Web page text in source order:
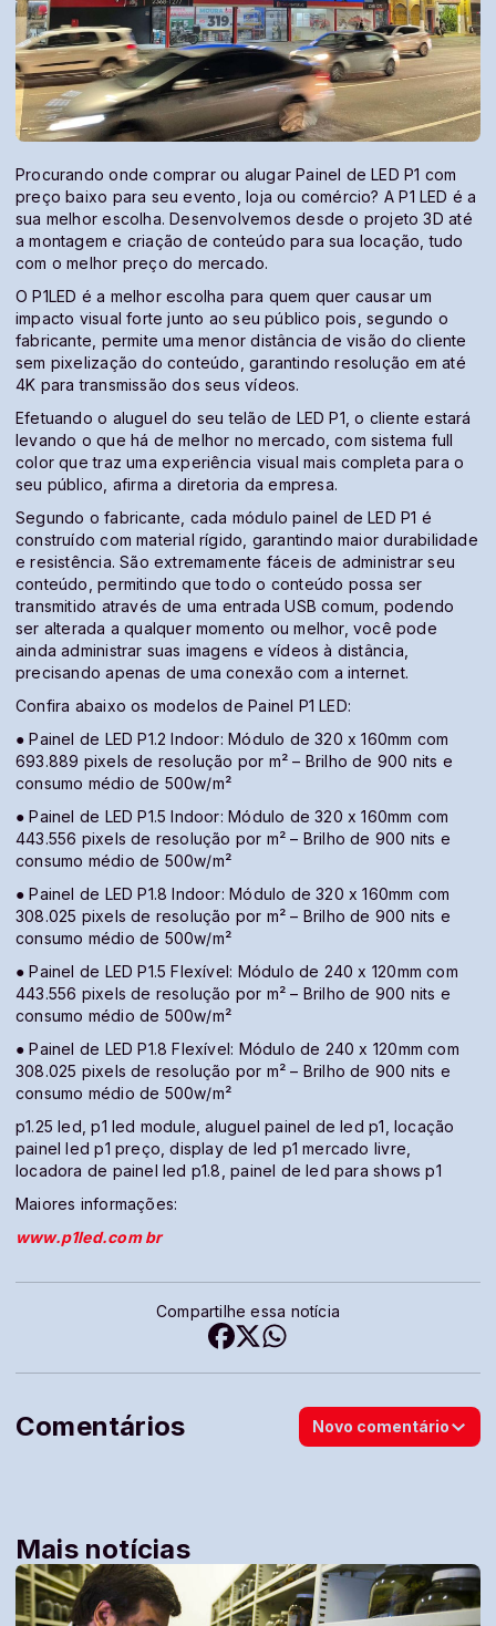
Procurando onde comprar ou alugar Painel de LED P1 com
preço baixo para seu evento, loja ou comércio? A P1 LED é a
sua melhor escolha. Desenvolvemos desde o projeto 3D até
a montagem e criação de conteúdo para sua locação, tudo
com o melhor preço do mercado.
O P1LED é a melhor escolha para quem quer causar um
impacto visual forte junto ao seu público pois, segundo o
fabricante, permite uma menor distância de visão do cliente
sem pixelização do conteúdo, garantindo resolução em até
4K para transmissão dos seus vídeos.
Efetuando o aluguel do seu telão de LED P1, o cliente estará
levando o que há de melhor no mercado, com sistema full
color que traz uma experiência visual mais completa para o
seu público, afirma a diretoria da empresa.
Segundo o fabricante, cada módulo painel de LED P1 é
construído com material rígido, garantindo maior durabilidade
e resistência. São extremamente fáceis de administrar seu
conteúdo, permitindo que todo o conteúdo possa ser
transmitido através de uma entrada USB comum, podendo
ser alterada a qualquer momento ou melhor, você pode
ainda administrar suas imagens e vídeos à distância,
precisando apenas de uma conexão com a internet.
Confira abaixo os modelos de Painel P1 LED:
● Painel de LED P1.2 Indoor: Módulo de 320 x 160mm com
693.889 pixels de resolução por m² – Brilho de 900 nits e
consumo médio de 500w/m²
● Painel de LED P1.5 Indoor: Módulo de 320 x 160mm com
443.556 pixels de resolução por m² – Brilho de 900 nits e
consumo médio de 500w/m²
● Painel de LED P1.8 Indoor: Módulo de 320 x 160mm com
308.025 pixels de resolução por m² – Brilho de 900 nits e
consumo médio de 500w/m²
● Painel de LED P1.5 Flexível: Módulo de 240 x 120mm com
443.556 pixels de resolução por m² – Brilho de 900 nits e
consumo médio de 500w/m²
● Painel de LED P1.8 Flexível: Módulo de 240 x 120mm com
308.025 pixels de resolução por m² – Brilho de 900 nits e
consumo médio de 500w/m²
p1.25 led, p1 led module, aluguel painel de led p1, locação
painel led p1 preço, display de led p1 mercado livre,
locadora de painel led p1.8, painel de led para shows p1
Maiores informações:
www.p1led.com br
Compartilhe essa notícia
Comentários Novo comentário
Mais notícias